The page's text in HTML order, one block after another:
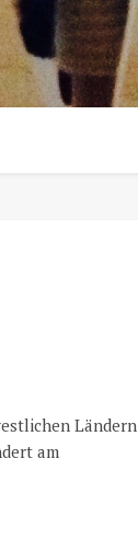
Ländern
am